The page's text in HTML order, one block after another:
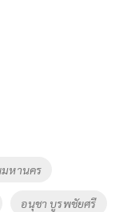
มหานคร
อนุชา บูรพชัยศรี